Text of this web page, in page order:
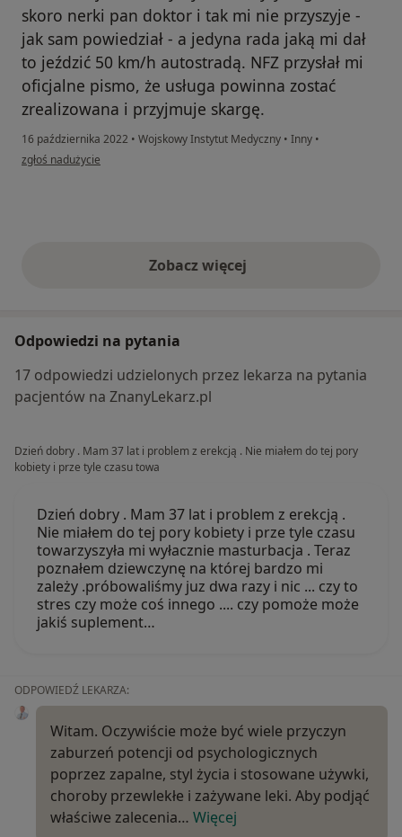
skoro nerki pan doktor i tak mi nie przyszyje -
jak sam powiedział - a jedyna rada jaką mi dał
to jeździć 50 km/h autostradą. NFZ przysłał mi
oficjalne pismo, że usługa powinna zostać
zrealizowana i przyjmuje skargę.
16 października 2022 • Wojskowy Instytut Medyczny • Inny •
w opinii użytkownika XX
zgłoś nadużycie
Zobacz więcejopinie powyżej
Odpowiedzi na pytania
17 odpowiedzi udzielonych przez lekarza na pytania
pacjentów na ZnanyLekarz.pl
Dzień dobry . Mam 37 lat i problem z erekcją . Nie miałem do tej pory
kobiety i prze tyle czasu towa
Dzień dobry . Mam 37 lat i problem z erekcją .
Nie miałem do tej pory kobiety i prze tyle czasu
towarzyszyła mi wyłacznie masturbacja . Teraz
poznałem dziewczynę na której bardzo mi
zależy .próbowaliśmy juz dwa razy i nic ... czy to
stres czy może coś innego .... czy pomoże może
jakiś suplement…
ODPOWIEDŹ LEKARZA:
Witam. Oczywiście może być wiele przyczyn
zaburzeń potencji od psychologicznych
poprzez zapalne, styl życia i stosowane używki,
choroby przewlekłe i zażywane leki. Aby podjąć
właściwe zalecenia… Więcej